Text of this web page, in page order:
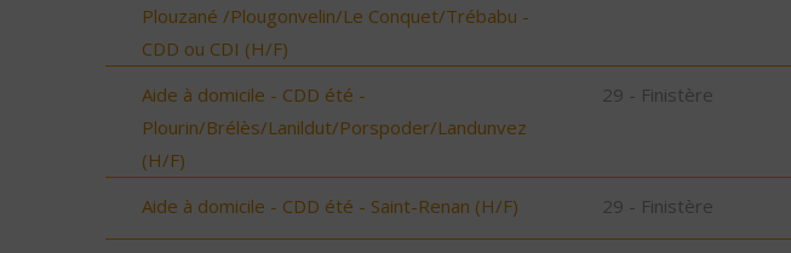
Plouzané /Plougonvelin/Le Conquet/Trébabu -
CDD ou CDI (H/F)
Aide à domicile - CDD été -
Plourin/Brélès/Lanildut/Porspoder/Landunvez
(H/F)
29 - Finistère
Aide à domicile - CDD été - Saint-Renan (H/F) 29 - Finistère